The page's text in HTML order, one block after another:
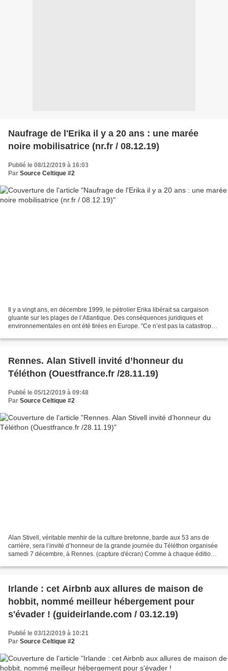
Naufrage de l'Erika il y a 20 ans : une marée
noire mobilisatrice (nr.fr / 08.12.19)
Publié le 08/12/2019 à 16:03
Par Source Celtique #2
Il y a vingt ans, en décembre 1999, le pétrolier Erika libérait sa cargaison
gluante sur les plages de l’Atlantique. Des conséquences juridiques et
environnementales en ont été tirées en Europe. "Ce n’est pas la catastrophe
Rennes. Alan Stivell invité d’honneur du
Téléthon (Ouestfrance.fr /28.11.19)
Publié le 05/12/2019 à 09:48
Par Source Celtique #2
Alan Stivell, véritable menhir de la culture bretonne, barde aux 53 ans de
carrière, sera l’invité d’honneur de la grande journée du Téléthon organisée
samedi 7 décembre, à Rennes. (capture d'écran) Comme à chaque édition
Irlande : cet Airbnb aux allures de maison de
hobbit, nommé meilleur hébergement pour
s'évader ! (guideirlande.com / 03.12.19)
Publié le 03/12/2019 à 10:21
Par Source Celtique #2